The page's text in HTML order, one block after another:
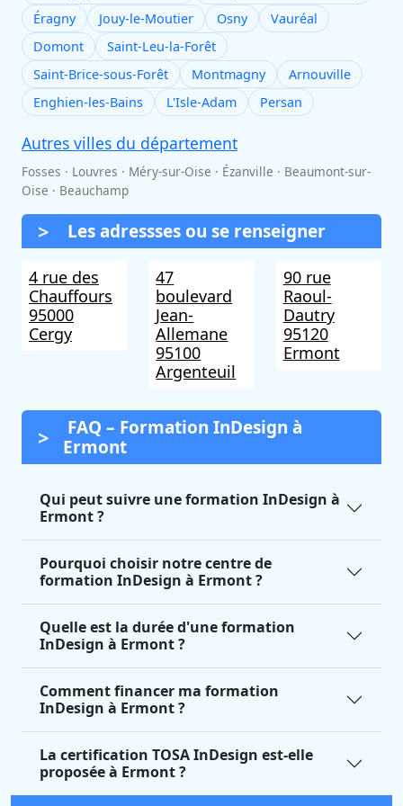
Éragny
Jouy-le-Moutier Osny
Vauréal
Domont
Saint-Leu-la-Forêt
Saint-Brice-sous-Forêt
Montmagny
Arnouville
Enghien-les-Bains
L'Isle-Adam Persan
Autres villes du département
Fosses · Louvres · Méry-sur-Oise · Ézanville · Beaumont-sur-
Oise · Beauchamp
Les adressses ou se renseigner
4 rue des
Chauffours
95000
Cergy
47
boulevard
Jean-
Allemane
95100
Argenteuil
90 rue
Raoul-
Dautry
95120
Ermont
FAQ – Formation InDesign à
Ermont
Qui peut suivre une formation InDesign à
Ermont ?
Pourquoi choisir notre centre de
formation InDesign à Ermont ?
Quelle est la durée d'une formation
InDesign à Ermont ?
Comment financer ma formation
InDesign à Ermont ?
La certification TOSA InDesign est-elle
proposée à Ermont ?